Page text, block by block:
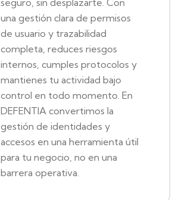
una gestión clara de permisos
de usuario y trazabilidad
completa, reduces riesgos
internos, cumples protocolos y
mantienes tu actividad bajo
control en todo momento. En
DEFENTIA convertimos la
gestión de identidades y
accesos en una herramienta útil
para tu negocio, no en una
barrera operativa.